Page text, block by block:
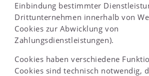
Einbindung bestimmter
Drittunternehmen innerhalb von
Cookies zur Abwicklung von
Zahlungsdienstleistungen).
Cookies haben verschiedene
Cookies sind technisch notwendig,